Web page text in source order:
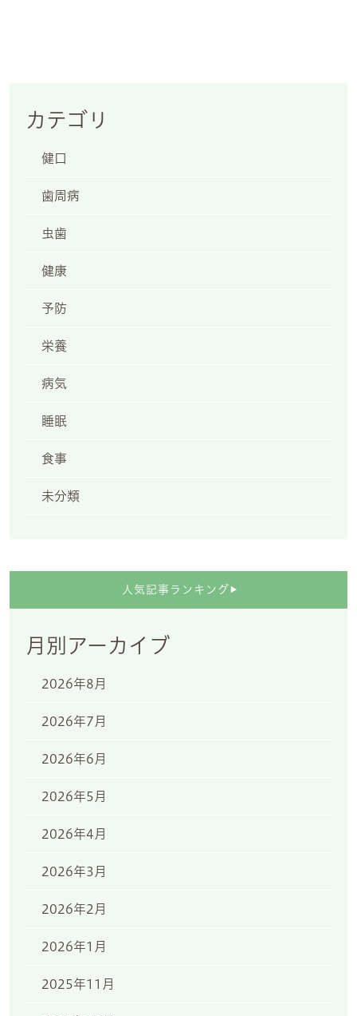
カテゴリ
健口
歯周病
虫歯
健康
予防
栄養
病気
睡眠
食事
未分類
▶
人気記事ランキング
月別アーカイブ
2026年8月
2026年7月
2026年6月
2026年5月
2026年4月
2026年3月
2026年2月
2026年1月
2025年11月